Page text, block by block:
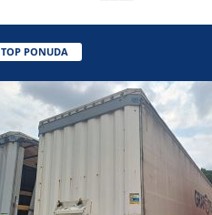
.
a
TOP PONUDA